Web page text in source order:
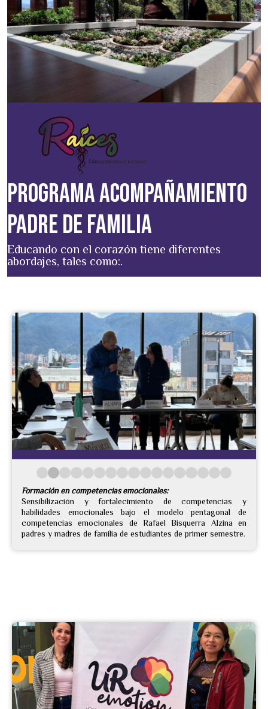
Programa acompañamiento
Padre de Familia
Educando con el corazón tiene diferentes
abordajes, tales como:.
Formación en competencias emocionales:
Sensibilización y fortalecimiento de competencias y
habilidades emocionales bajo el modelo pentagonal de
competencias emocionales de Rafael Bisquerra Alzina en
padres y madres de familia de estudiantes de primer semestre.